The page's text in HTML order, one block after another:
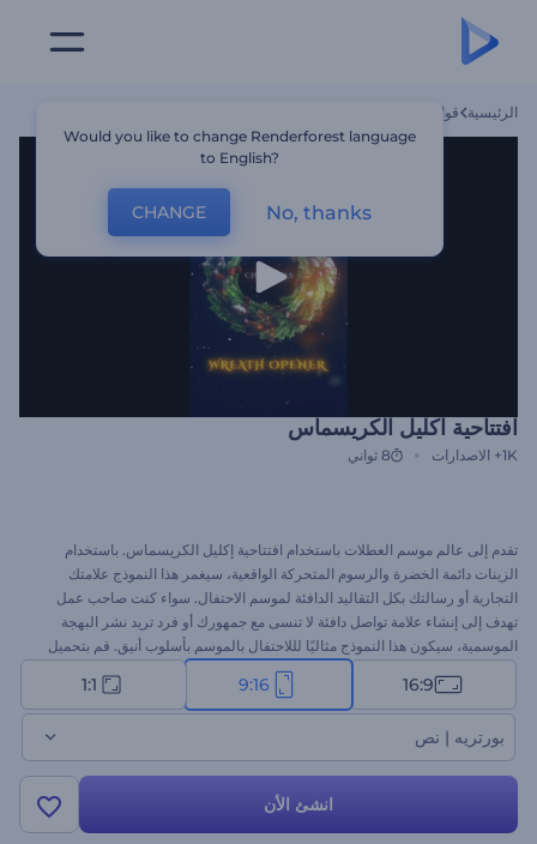
الرئيسية قوالب
افتتاحية اكليل الكريسماس
1K+ الاصدارات 8 ثواني
تقدم إلى عالم موسم العطلات باستخدام افتتاحية إكليل الكريسماس. باستخدام
الزينات دائمة الخضرة والرسوم المتحركة الواقعية، سيغمر هذا النموذج علامتك
التجارية أو رسالتك بكل التقاليد الدافئة لموسم الاحتفال. سواء كنت صاحب عمل
تهدف إلى إنشاء علامة تواصل دافئة لا تنسى مع جمهورك أو فرد تريد نشر البهجة
الموسمية، سيكون هذا النموذج مثاليًا لللاحتفال بالموسم بأسلوب أنيق. قم بتحميل
شعارك، واكتب رسالتك، وأضف المقطع الموسيقي المناسب للاحتفال، واحصل على
فيديو للعطلات بدقة عالية في دقائق. جرب الآن!
16:9
9:16
1:1
بورتريه | نص
انشئ الأن
Would you like to change Renderforest language
to English?
CHANGE No, thanks